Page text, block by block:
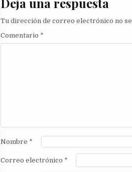
Tu dirección de correo electrónico no
Comentario *
Nombre *
Correo electrónico *